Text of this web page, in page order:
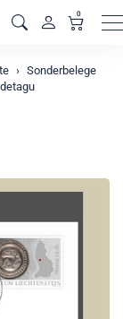
0
Sonderbelege